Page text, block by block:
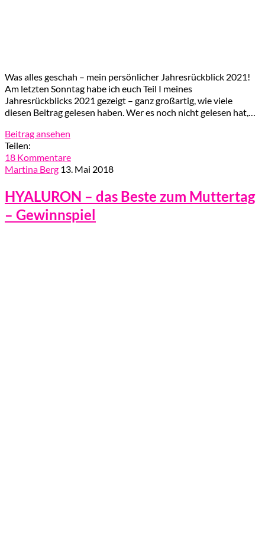
Was alles geschah – mein persönlicher Jahresrückblick 2021!
Am letzten Sonntag habe ich euch Teil I meines
Jahresrückblicks 2021 gezeigt – ganz großartig, wie viele
diesen Beitrag gelesen haben. Wer es noch nicht gelesen hat,…
Beitrag ansehen
Teilen:
18 Kommentare
Martina Berg 13. Mai 2018
HYALURON – das Beste zum Muttertag
– Gewinnspiel